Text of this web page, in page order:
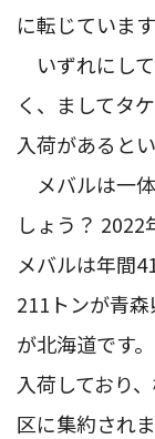
に転じています
いずれにし
く、ましてタ
入荷があると
メバルは一
しょう？
メバルは年間
211トンが青
が北海道です
入荷しており
区に集約されま